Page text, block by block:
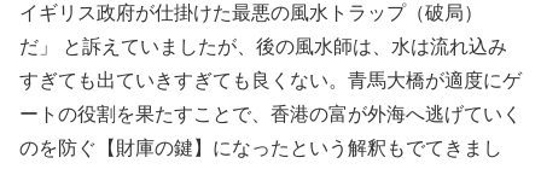
イギリス政府が仕掛けた最悪の風水トラップ（破局）
だ」 と訴えていましたが、後の風水師は、水は流れ込み
すぎても出ていきすぎても良くない。青馬大橋が適度にゲ
ートの役割を果たすことで、香港の富が外海へ逃げていく
のを防ぐ【財庫の鍵】になったという解釈もでてきまし